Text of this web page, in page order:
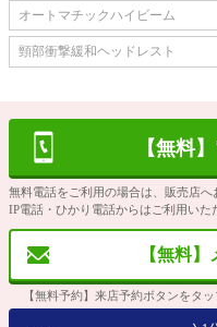
オートマチックハイビーム
頸部衝撃緩和ヘッドレスト
【無料
無料電話をご利用の場合は、販売店へ
IP電話・ひかり電話からはご利用いた
【無料
【無料予約】来店予約ボタンをタ